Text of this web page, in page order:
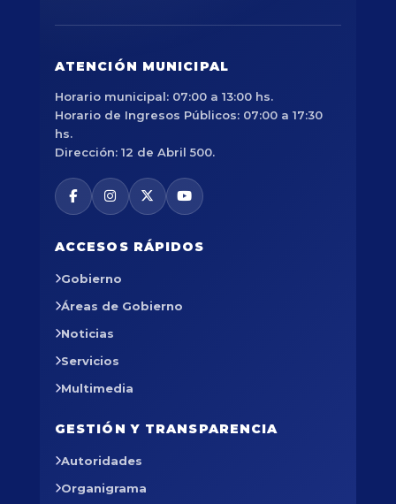
ATENCIÓN MUNICIPAL
Horario municipal: 07:00 a 13:00 hs.
Horario de Ingresos Públicos: 07:00 a 17:30
hs.
Dirección: 12 de Abril 500.
ACCESOS RÁPIDOS
Gobierno
Áreas de Gobierno
Noticias
Servicios
Multimedia
GESTIÓN Y TRANSPARENCIA
Autoridades
Organigrama